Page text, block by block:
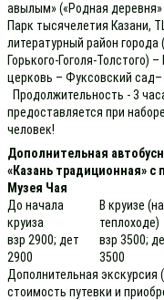
авылым» («Родная деревня»
Парк тысячелетия Казани,
литературный район города
Горького-Гоголя-Толстого)
церковь – Фуксовский
Продолжительность - 3
предоставляется при
человек!
Дополнительная
«Казань традиционная» с
Музея Чая
До начала
круиза
взр 2900; дет
2900
В круизе (на
теплоходе)
взр 3500;
3500
Дополнительная экскурсия
стоимость путевки и